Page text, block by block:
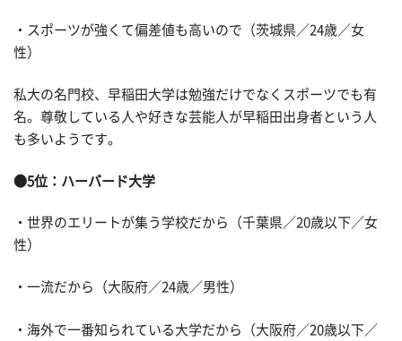
・スポーツが強くて偏差値も高いので（茨城県／24歳／女
性）
私大の名門校、早稲田大学は勉強だけでなくスポーツでも有
名。尊敬している人や好きな芸能人が早稲田出身者という人
も多いようです。
●5位：ハーバード大学
・世界のエリートが集う学校だから（千葉県／20歳以下／女
性）
・一流だから（大阪府／24歳／男性）
・海外で一番知られている大学だから（大阪府／20歳以下／